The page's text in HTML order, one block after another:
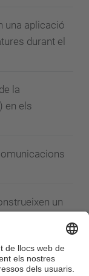
una aplicació
durant el
la
en els
un
els